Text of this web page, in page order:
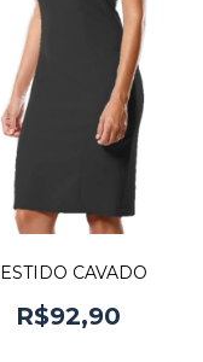
CAVADO
R$92,90